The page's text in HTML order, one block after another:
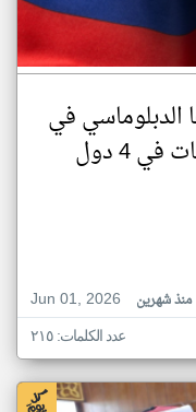
في
إفريقيا بافتتاح ممثليات في 4 دول
Jun 01, 2026
منذ شهرين
عدد الكلمات: ٢١٥